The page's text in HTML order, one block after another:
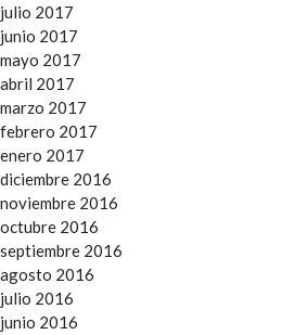
julio 2017
junio 2017
mayo 2017
abril 2017
marzo 2017
febrero 2017
enero 2017
diciembre 2016
noviembre 2016
octubre 2016
septiembre 2016
agosto 2016
julio 2016
junio 2016